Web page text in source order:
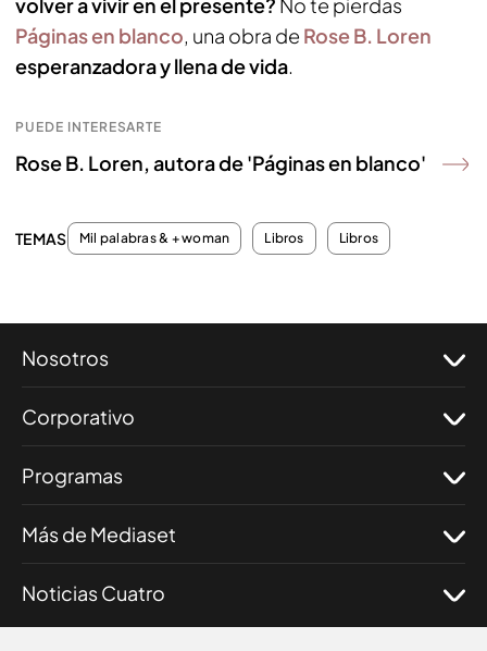
Páginas en blanco, una obra de Rose B. Loren
esperanzadora y llena de vida.
PUEDE INTERESARTE
Rose B. Loren, autora de 'Páginas en blanco'
TEMAS Mil palabras & + woman Libros Libros
Nosotros
Corporativo
Programas
Más de Mediaset
Noticias Cuatro